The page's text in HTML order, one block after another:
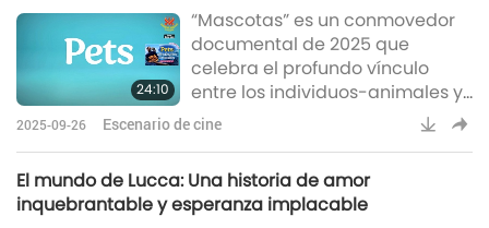
24:10
“Mascotas” es un conmovedor
documental de 2025 que
celebra el profundo vínculo
entre los individuos-animales y
las personas que los cuidan.
Alegre y emocionalmente rica,
de archivo, clips virales de
mascotas y entrevistas
2025-09-26 Escenario de cine
El mundo de Lucca: Una historia de amor
inquebrantable y esperanza implacable